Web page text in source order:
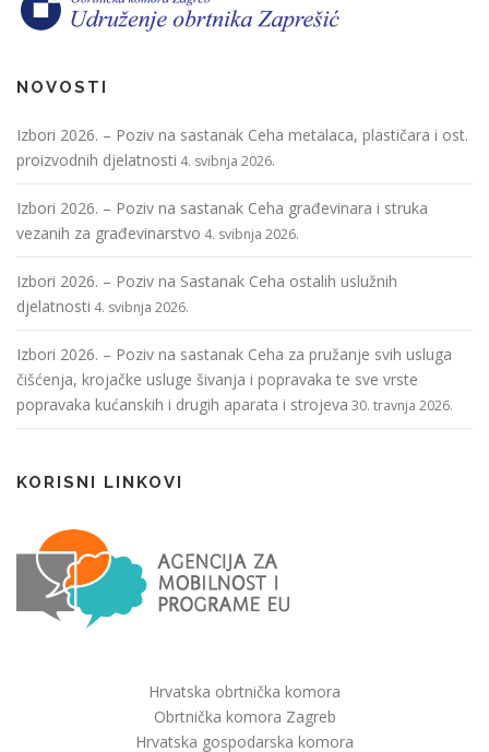
NOVOSTI
Izbori 2026. – Poziv na sastanak Ceha metalaca, plastičara i ost.
proizvodnih djelatnosti 4. svibnja 2026.
Izbori 2026. – Poziv na sastanak Ceha građevinara i struka
vezanih za građevinarstvo 4. svibnja 2026.
Izbori 2026. – Poziv na Sastanak Ceha ostalih uslužnih
djelatnosti 4. svibnja 2026.
Izbori 2026. – Poziv na sastanak Ceha za pružanje svih usluga
čišćenja, krojačke usluge šivanja i popravaka te sve vrste
popravaka kućanskih i drugih aparata i strojeva 30. travnja 2026.
KORISNI LINKOVI
Hrvatska obrtnička komora
Obrtnička komora Zagreb
Hrvatska gospodarska komora